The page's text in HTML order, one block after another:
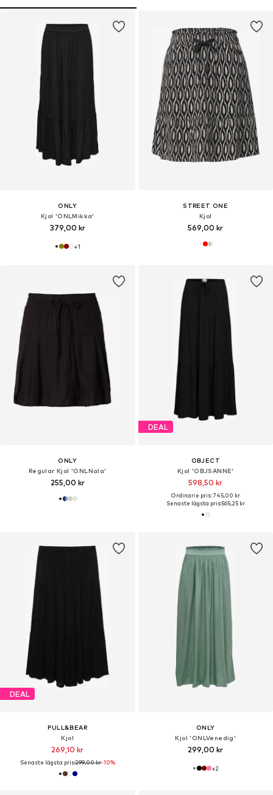
ONLY
Kjol 'ONLMikka'
379,00 kr
+1
STREET ONE
Kjol
569,00 kr
ONLY
Regular Kjol 'ONLNala'
255,00 kr
DEAL
OBJECT
Kjol 'OBJSANNE'
598,50 kr
Ordinarie pris: 745,00 kr
Senaste lägsta pris:565,25 kr
DEAL
PULL&BEAR
Kjol
269,10 kr
Senaste lägsta pris:299,00 kr-10%
ONLY
Kjol 'ONLVenedig'
299,00 kr
+2